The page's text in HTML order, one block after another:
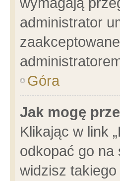
administrator
Góra
Jak mogę
Klikając w link
odkopać go na
widzisz takiego